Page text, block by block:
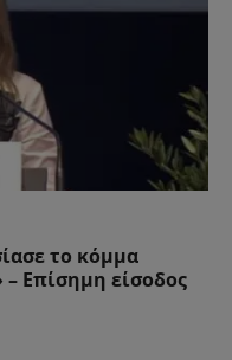
το κόμμα
Επίσημη είσοδος